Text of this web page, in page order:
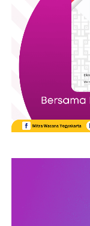
opening
cultural
explore a small
entrepreneurs and
alongside the
The day
experts from
government
with a panel
vulnerability of
and the need